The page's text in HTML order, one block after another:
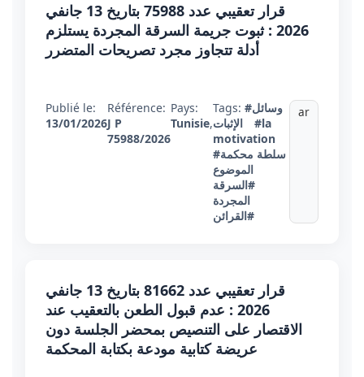
قرار تعقيبي عدد 75988 بتاريخ 13 جانفي
2026 : ثبوت جريمة السرقة المجردة يستلزم
أدلة تتجاوز مجرد تصريحات المتضرر
Publié le:
13/01/2026
Référence:
J P
75988/2026
Pays:
Tunisie,
Tags: #وسائل
الإثبات
#la
motivation
#سلطة محكمة
الموضوع
#السرقة
المجردة
#القرائن
ar
قرار تعقيبي عدد 81662 بتاريخ 13 جانفي
2026 : عدم قبول الطعن بالتعقيب عند
الاقتصار على التنصيص بمحضر الجلسة دون
عريضة كتابية مودعة بكتابة المحكمة